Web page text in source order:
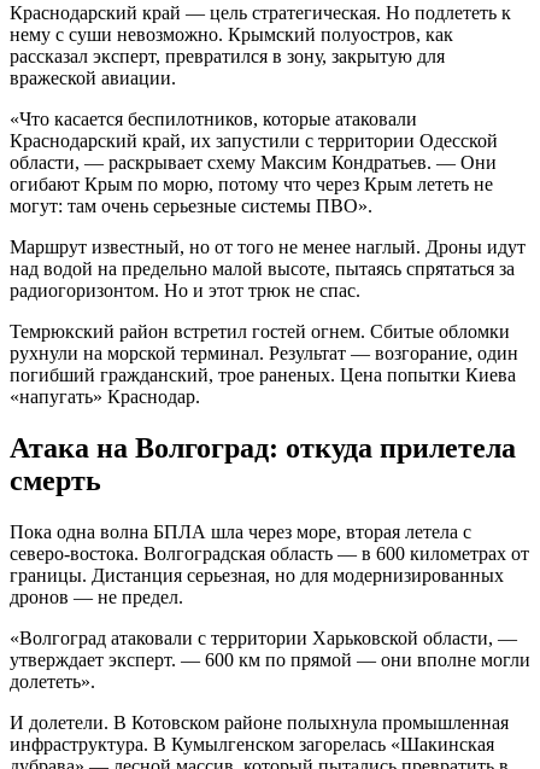
Краснодарский край — цель стратегическая. Но подлететь к
нему с суши невозможно. Крымский полуостров, как
рассказал эксперт, превратился в зону, закрытую для
вражеской авиации.
«Что касается беспилотников, которые атаковали
Краснодарский край, их запустили с территории Одесской
области, — раскрывает схему Максим Кондратьев. — Они
огибают Крым по морю, потому что через Крым лететь не
могут: там очень серьезные системы ПВО».
Маршрут известный, но от того не менее наглый. Дроны идут
над водой на предельно малой высоте, пытаясь спрятаться за
радиогоризонтом. Но и этот трюк не спас.
Темрюкский район встретил гостей огнем. Сбитые обломки
рухнули на морской терминал. Результат — возгорание, один
погибший гражданский, трое раненых. Цена попытки Киева
«напугать» Краснодар.
Атака на Волгоград: откуда прилетела
смерть
Пока одна волна БПЛА шла через море, вторая летела с
северо-востока. Волгоградская область — в 600 километрах от
границы. Дистанция серьезная, но для модернизированных
дронов — не предел.
«Волгоград атаковали с территории Харьковской области, —
утверждает эксперт. — 600 км по прямой — они вполне могли
долететь».
И долетели. В Котовском районе полыхнула промышленная
инфраструктура. В Кумылгенском загорелась «Шакинская